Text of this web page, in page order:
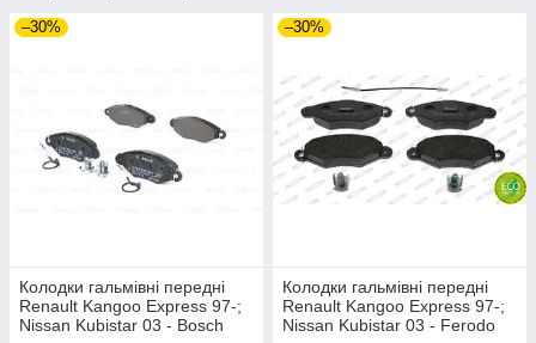
–30%
Колодки гальмівні передні
Renault Kangoo Express 97-;
Nissan Kubistar 03 - Bosch
–30%
Колодки гальмівні передні
Renault Kangoo Express 97-;
Nissan Kubistar 03 - Ferodo